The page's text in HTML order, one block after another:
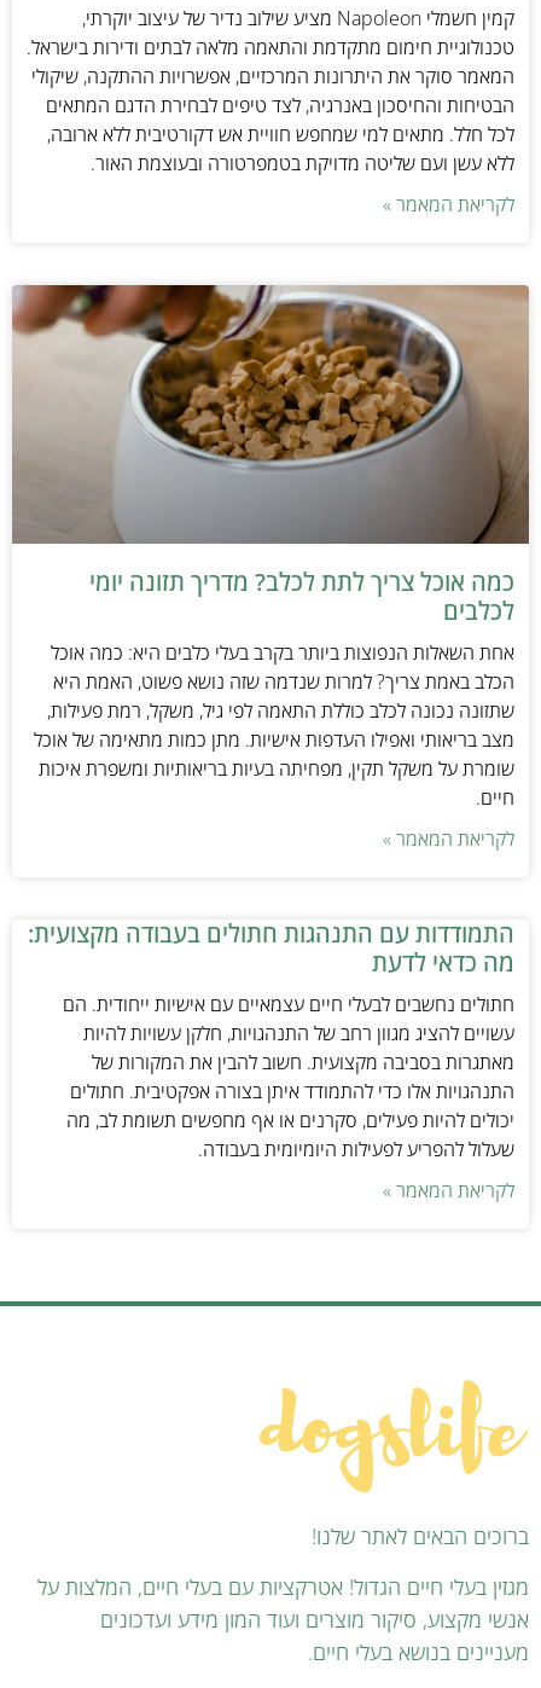
קמין חשמלי Napoleon מציע שילוב נדיר של עיצוב יוקרתי,
טכנולוגיית חימום מתקדמת והתאמה מלאה לבתים ודירות בישראל.
המאמר סוקר את היתרונות המרכזיים, אפשרויות ההתקנה, שיקולי
הבטיחות והחיסכון באנרגיה, לצד טיפים לבחירת הדגם המתאים
לכל חלל. מתאים למי שמחפש חוויית אש דקורטיבית ללא ארובה,
ללא עשן ועם שליטה מדויקת בטמפרטורה ובעוצמת האור.
לקריאת המאמר »
כמה אוכל צריך לתת לכלב? מדריך תזונה יומי
לכלבים
אחת השאלות הנפוצות ביותר בקרב בעלי כלבים היא: כמה אוכל
הכלב באמת צריך? למרות שנדמה שזה נושא פשוט, האמת היא
שתזונה נכונה לכלב כוללת התאמה לפי גיל, משקל, רמת פעילות,
מצב בריאותי ואפילו העדפות אישיות. מתן כמות מתאימה של אוכל
שומרת על משקל תקין, מפחיתה בעיות בריאותיות ומשפרת איכות
חיים.
לקריאת המאמר »
התמודדות עם התנהגות חתולים בעבודה מקצועית:
מה כדאי לדעת
חתולים נחשבים לבעלי חיים עצמאיים עם אישיות ייחודית. הם
עשויים להציג מגוון רחב של התנהגויות, חלקן עשויות להיות
מאתגרות בסביבה מקצועית. חשוב להבין את המקורות של
התנהגויות אלו כדי להתמודד איתן בצורה אפקטיבית. חתולים
יכולים להיות פעילים, סקרנים או אף מחפשים תשומת לב, מה
שעלול להפריע לפעילות היומיומית בעבודה.
לקריאת המאמר »
ברוכים הבאים לאתר שלנו!
מגזין בעלי חיים הגדול! אטרקציות עם בעלי חיים, המלצות על
אנשי מקצוע, סיקור מוצרים ועוד המון מידע ועדכונים
מעניינים בנושא בעלי חיים.